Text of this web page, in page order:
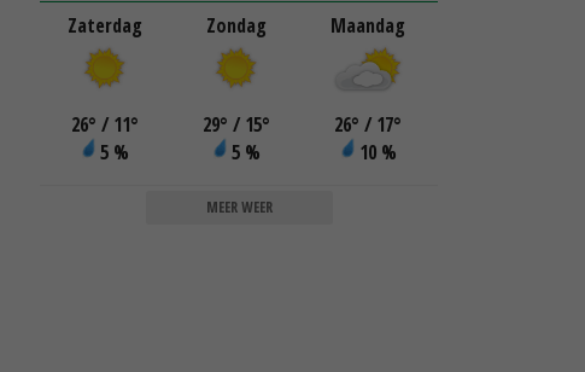
Zaterdag
26° / 11°
5 %
Zondag
29° / 15°
5 %
Maandag
26° / 17°
10 %
MEER WEER